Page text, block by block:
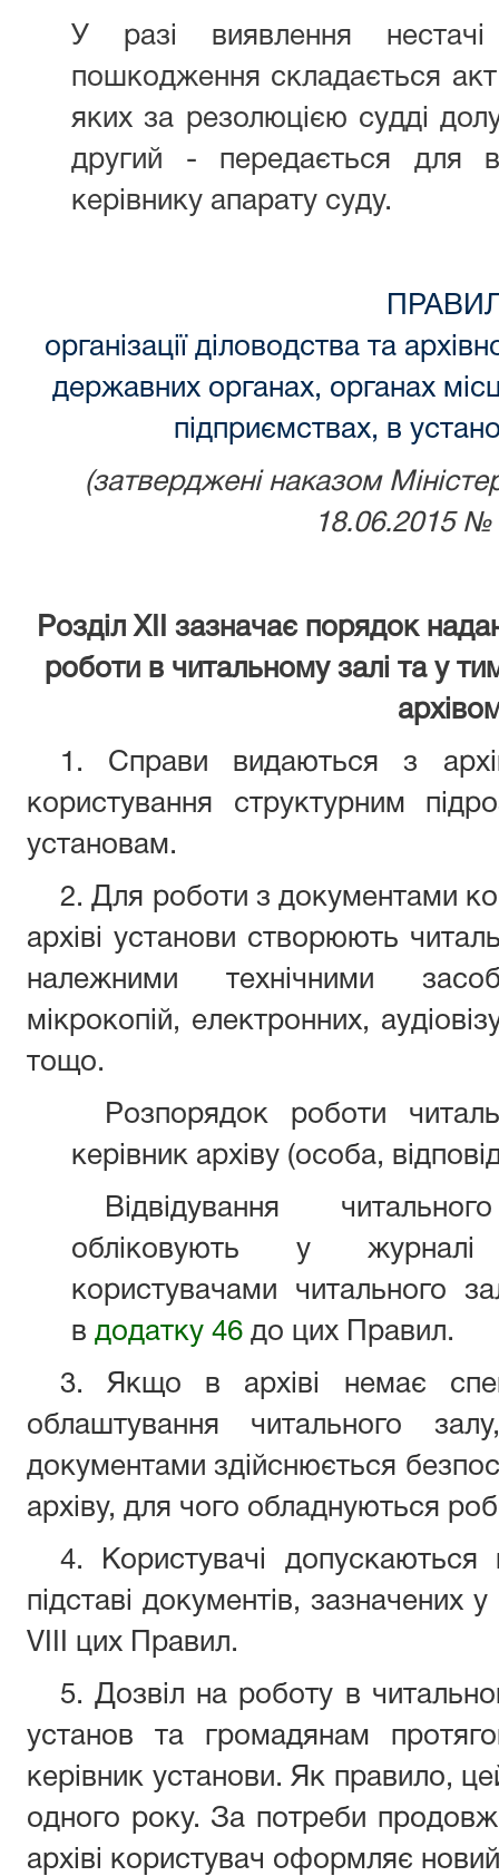
У разі виявлення
пошкодження складається
яких за резолюцією судді
другий - передається для
керівнику апарату суду.
організації діловодства та
державних органах, органах
підприємствах, в
(затверджені наказом
18.06.2015 №
Розділ XII зазначає порядок
роботи в читальному залі та у
1. Справи видаються з
користування структурним
установам.
2. Для роботи з документами
архіві установи створюють
належними технічними
мікрокопій, електронних,
тощо.
Розпорядок роботи
керівник архіву (особа,
Відвідування
обліковують у журналі
користувачами читального
в додатку 46 до цих Правил.
3. Якщо в архіві немає
облаштування читального
документами здійснюється
архіву, для чого обладнуються
4. Користувачі
підставі документів, зазначених у
VIII цих Правил.
5. Дозвіл на роботу в
установ та громадянам
керівник установи. Як правило,
одного року. За потреби
архіві користувач оформляє